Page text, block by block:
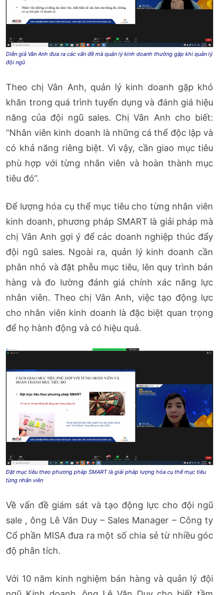
Diễn giả Vân Anh đưa ra các vấn đề mà quản lý kinh doanh thường gặp khi quản lý
đội ngũ
Theo chị Vân Anh, quản lý kinh doanh gặp khó
khăn trong quá trình tuyển dụng và đánh giá hiệu
năng của đội ngũ sales. Chị Vân Anh cho biết:
“Nhân viên kinh doanh là những cá thể độc lập và
có khả năng riêng biệt. Vì vậy, cần giao mục tiêu
phù hợp với từng nhân viên và hoàn thành mục
tiêu đó”.
Để lượng hóa cụ thể mục tiêu cho từng nhân viên
kinh doanh, phương pháp SMART là giải pháp mà
chị Vân Anh gợi ý để các doanh nghiệp thúc đẩy
đội ngũ sales. Ngoài ra, quản lý kinh doanh cần
phân nhỏ và đặt phễu mục tiêu, lên quy trình bán
hàng và đo lường đánh giá chính xác năng lực
nhân viên. Theo chị Vân Anh, việc tạo động lực
cho nhân viên kinh doanh là đặc biệt quan trọng
để họ hành động và có hiệu quả.
Đặt mục tiêu theo phương pháp SMART là giải pháp lượng hóa cụ thể mục tiêu
từng nhân viên
Về vấn đề giám sát và tạo động lực cho đội ngũ
sale , ông Lê Văn Duy – Sales Manager – Công ty
Cổ phần MISA đưa ra một số chia sẻ từ nhiều góc
độ phân tích.
Với 10 năm kinh nghiệm bán hàng và quản lý đội